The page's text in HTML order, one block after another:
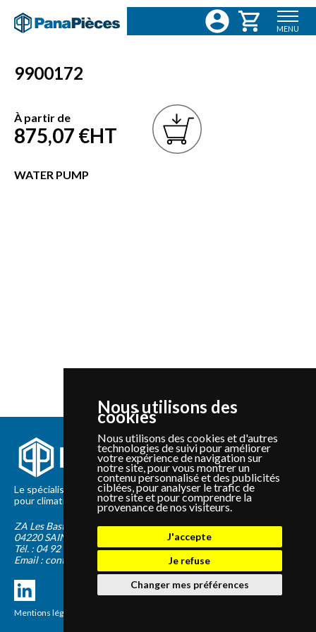
Nous utilisons des
cookies
Nous utilisons des cookies et d'autres
technologies de suivi pour améliorer
votre expérience de navigation sur
notre site, pour vous montrer un
contenu personnalisé et des publicités
ciblées, pour analyser le trafic de
notre site et pour comprendre la
provenance de nos visiteurs.
J'accepte
Je refuse
Changer mes préférences
MENU
9900172
À partir de
875,07 €HT
WATER PUMP
Le spécialiste depuis 2012 de la vente de pièces détachées
pour climatisation et Pompe à Chaleur Panasonic et Sanyo
ZA Les Bastides Blanches
04220 SAINTE-TULLE
Tél. : 04 92 75 89 55
Email : contact@panapieces.com
Mentions légales